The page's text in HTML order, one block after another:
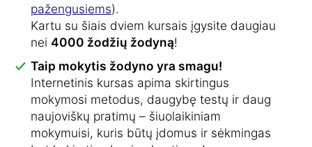
pažengusiems).
Kartu su šiais dviem kursais įgysite daugiau
nei 4000 žodžių žodyną!
Taip mokytis žodyno yra smagu!
Internetinis kursas apima skirtingus
mokymosi metodus, daugybę testų ir daug
naujoviškų pratimų – šiuolaikiniam
mokymuisi, kuris būtų įdomus ir sėkmingas